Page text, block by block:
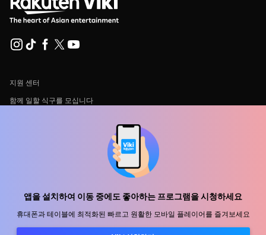
앱을 설치하여 이동 중에도 좋아하는 프로그램을 시청하세요
휴대폰과 테이블에 최적화된 빠르고 원활한 모바일 플레이어를 즐겨보세요
지원 센터
함께 일할 식구를 모십니다
사용 약관
개인정보처리방침